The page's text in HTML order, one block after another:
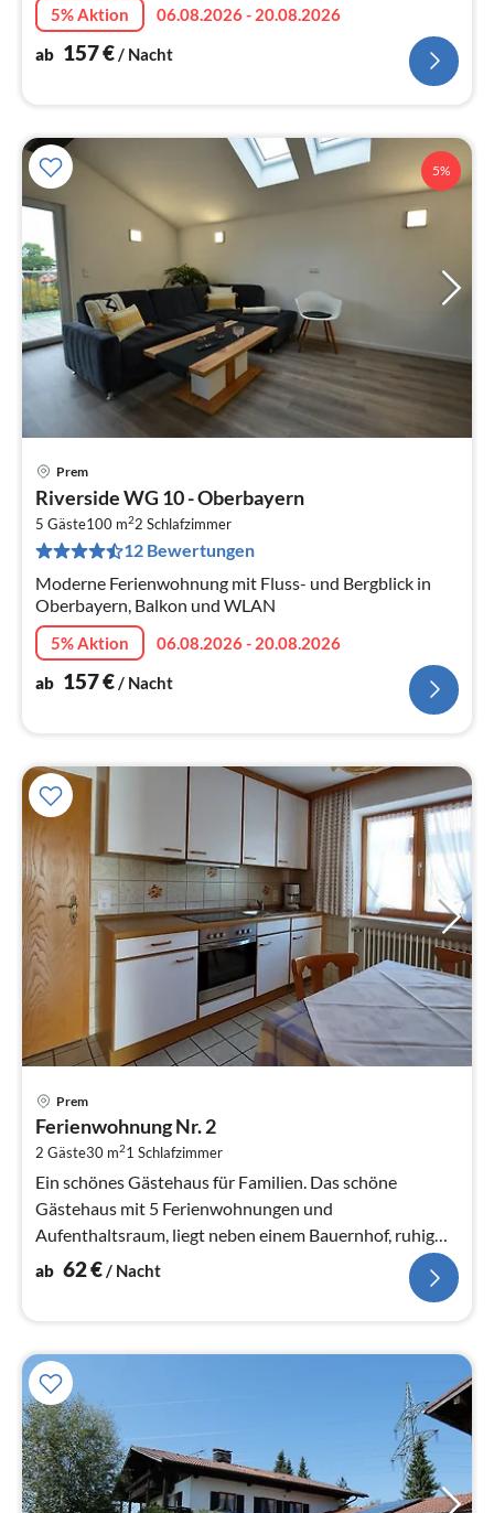
5% Aktion
06.08.2026 - 20.08.2026
ab 157€/ Nacht
5%
Prem
Riverside WG 10 - Oberbayern
5 Gäste100 m22 Schlafzimmer
12 Bewertungen
Moderne Ferienwohnung mit Fluss- und Bergblick in
Oberbayern, Balkon und WLAN
5% Aktion
06.08.2026 - 20.08.2026
ab 157€/ Nacht
Prem
Ferienwohnung Nr. 2
2 Gäste30 m21 Schlafzimmer
Ein schönes Gästehaus für Familien. Das schöne
Gästehaus mit 5 Ferienwohnungen und
Aufenthaltsraum, liegt neben einem Bauernhof, ruhig
und umgeben von Wiesen und Wäldern in Lechbru...
ab 62€/ Nacht